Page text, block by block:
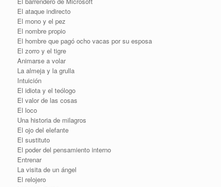
El ataque indirecto
El mono y el pez
El nombre propio
El hombre que pagó ocho vacas por su esposa
El zorro y el tigre
Animarse a volar
La almeja y la grulla
Intuición
El idiota y el teólogo
El valor de las cosas
El loco
Una historia de milagros
El ojo del elefante
El sustituto
El poder del pensamiento interno
Entrenar
La visita de un ángel
El relojero